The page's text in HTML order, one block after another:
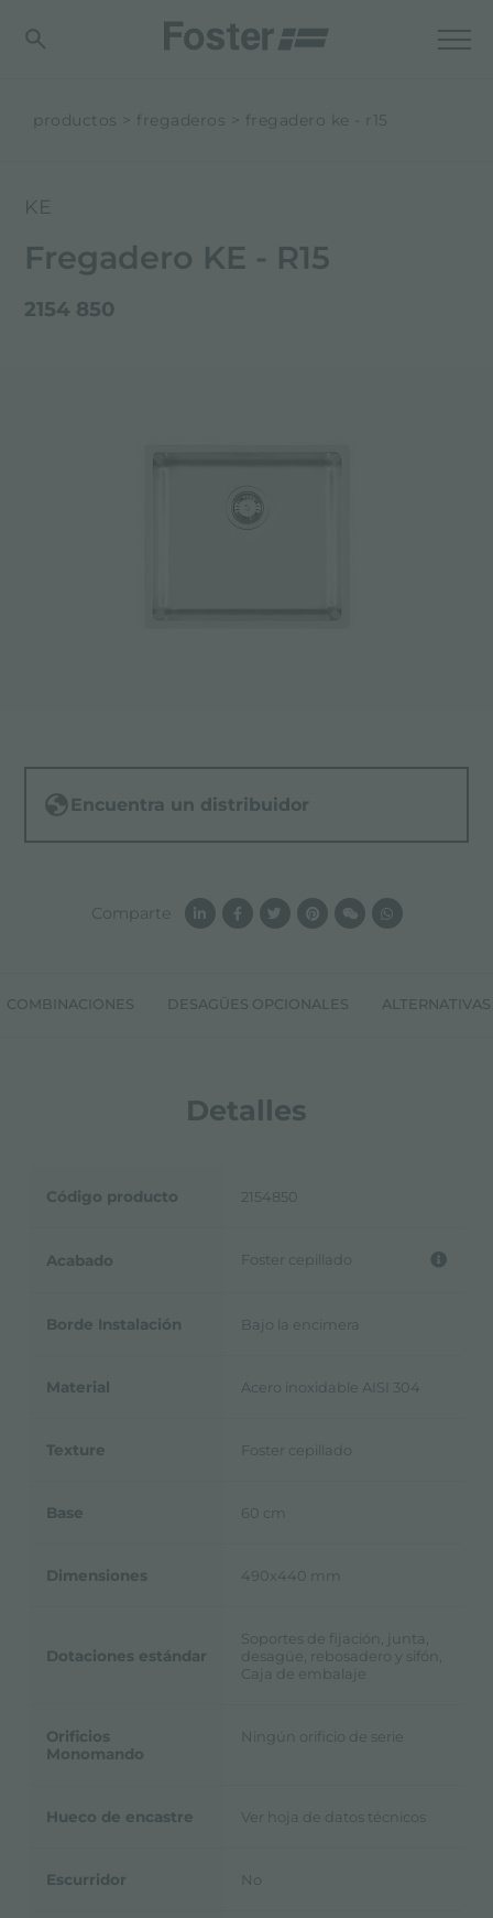
productos fregaderos fregadero ke - r15
COMBINACIONES DESAGÜES OPCIONALES ALTERNATIVAS
Detalles
Código producto 2154850
Acabado Foster cepillado
Borde Instalación Bajo la encimera
Material Acero inoxidable AISI 304
Texture Foster cepillado
Base 60 cm
Dimensiones 490x440 mm
Dotaciones estándar
Soportes de fijación, junta,
desagüe, rebosadero y sifón,
Caja de embalaje
Orificios
Monomando
Ningún orificio de serie
Hueco de encastre Ver hoja de datos técnicos
Escurridor No
KE
Fregadero KE - R15
2154 850
Encuentra un distribuidor
Comparte